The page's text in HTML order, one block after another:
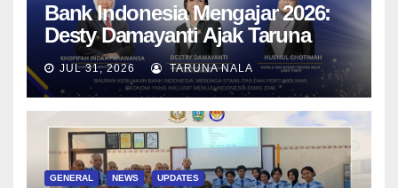
Bank Indonesia Mengajar 2026:
Desty Damayanti Ajak Taruna
SMAN Taruna Nala Jawa Timur
Menjadi Generasi Pemimpin
Berwawasan Global
JUL 31, 2026 TARUNA NALA
GENERAL NEWS UPDATES